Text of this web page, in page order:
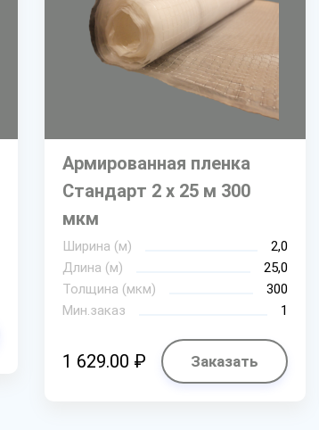
Армированная пленка
Стандарт 2 х 25 м 300
мкм
Ширина (м)
2,0
Длина (м)
25,0
Толщина (мкм)
300
Мин.заказ
1
1 629.00 ₽ Заказать